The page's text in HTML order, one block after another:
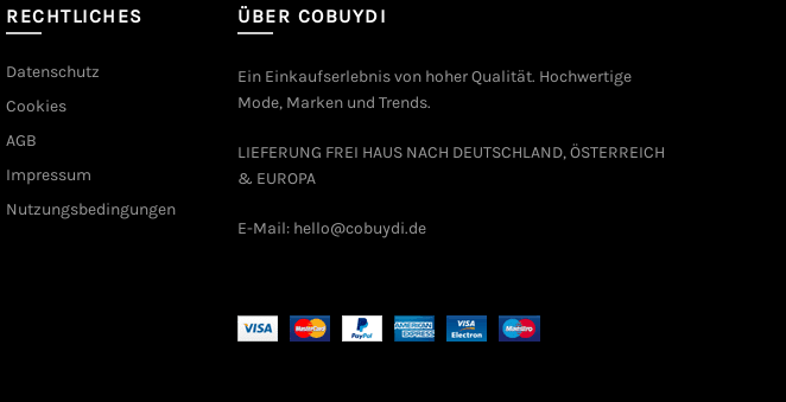
RECHTLICHES
Datenschutz
Cookies
AGB
Impressum
Nutzungsbedingungen
ÜBER COBUYDI
Ein Einkaufserlebnis von hoher Qualität. Hochwertige
Mode, Marken und Trends.
LIEFERUNG FREI HAUS NACH DEUTSCHLAND, ÖSTERREICH
& EUROPA
E-Mail: hello@cobuydi.de